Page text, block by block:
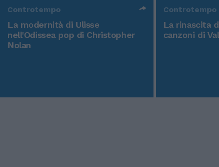
Controtempo
La modernità di Ulisse
nell'Odissea pop di Christopher
Nolan
Controtempo
La rinascita
canzoni di